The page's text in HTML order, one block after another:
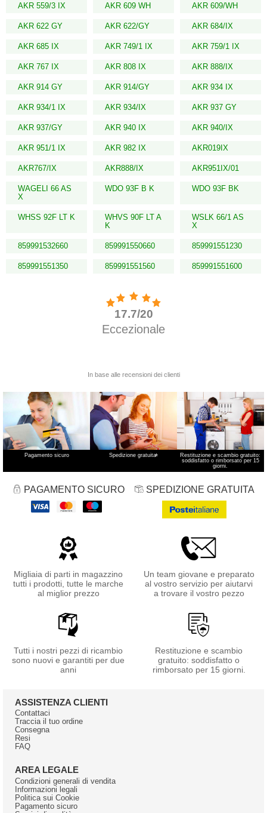
AKR 559/3 IX AKR 609 WH AKR 609/WH
AKR 622 GY AKR 622/GY AKR 684/IX
AKR 685 IX AKR 749/1 IX AKR 759/1 IX
AKR 767 IX AKR 808 IX AKR 888/IX
AKR 914 GY AKR 914/GY AKR 934 IX
AKR 934/1 IX AKR 934/IX AKR 937 GY
AKR 937/GY AKR 940 IX AKR 940/IX
AKR 951/1 IX AKR 982 IX AKR019IX
AKR767/IX AKR888/IX AKR951IX/01
WAGELI 66 AS
X
WDO 93F B K WDO 93F BK
WHSS 92F LT K
WHVS 90F LT A
K
WSLK 66/1 AS
X
859991532660 859991550660 859991551230
859991551350 859991551560 859991551600
Pagamento sicuro Spedizione gratuita*
Restituzione e scambio gratuito:
soddisfatto o rimborsato per 15
giorni.
PAGAMENTO SICURO SPEDIZIONE GRATUITA
Migliaia di parti in magazzino
tutti i prodotti, tutte le marche
al miglior prezzo
Un team giovane e preparato
al vostro servizio per aiutarvi
a trovare il vostro pezzo
Tutti i nostri pezzi di ricambio
sono nuovi e garantiti per due
anni
Restituzione e scambio
gratuito: soddisfatto o
rimborsato per 15 giorni.
ASSISTENZA CLIENTI
Contattaci
Traccia il tuo ordine
Consegna
Resi
FAQ
AREA LEGALE
Condizioni generali di vendita
Informazioni legali
Politica sui Cookie
Pagamento sicuro